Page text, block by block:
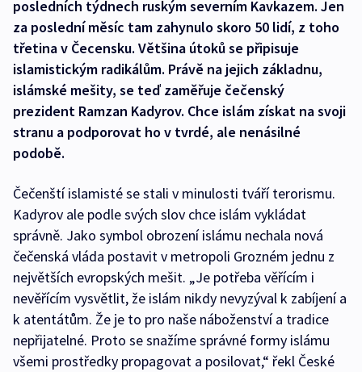
posledních týdnech ruským severním Kavkazem. Jen
za poslední měsíc tam zahynulo skoro 50 lidí, z toho
třetina v Čecensku. Většina útoků se připisuje
islamistickým radikálům. Právě na jejich základnu,
islámské mešity, se teď zaměřuje čečenský
prezident Ramzan Kadyrov. Chce islám získat na svoji
stranu a podporovat ho v tvrdé, ale nenásilné
podobě.
Čečenští islamisté se stali v minulosti tváří terorismu.
Kadyrov ale podle svých slov chce islám vykládat
správně. Jako symbol obrození islámu nechala nová
čečenská vláda postavit v metropoli Grozném jednu z
největších evropských mešit. „Je potřeba věřícím i
nevěřícím vysvětlit, že islám nikdy nevyzýval k zabíjení a
k atentátům. Že je to pro naše náboženství a tradice
nepřijatelné. Proto se snažíme správné formy islámu
všemi prostředky propagovat a posilovat,“ řekl České